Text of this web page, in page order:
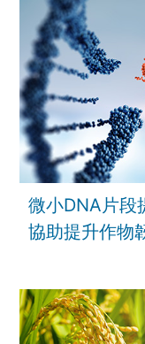
微小DNA片段
協助提升作物